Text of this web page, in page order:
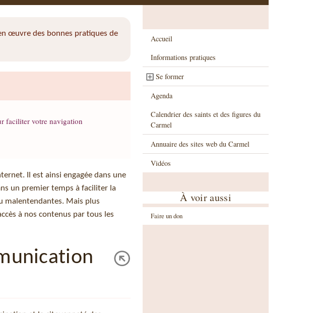
œuvre des bonnes pratiques de
faciliter votre navigation
Il est ainsi engagée dans une
un premier temps à faciliter la
malentendantes. Mais plus
à nos contenus par tous les
Accueil
Informations pratiques
Se former
Agenda
Calendrier des saints et des figures du
Carmel
Annuaire des sites web du Carmel
Vidéos
À voir aussi
Faire un don